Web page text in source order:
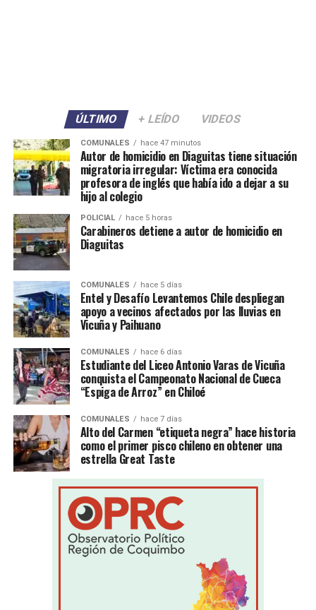
ÚLTIMO + LEÍDO VIDEOS
COMUNALES hace 47 minutos
Autor de homicidio en Diaguitas tiene situación
migratoria irregular: Víctima era conocida
profesora de inglés que había ido a dejar a su
hijo al colegio
POLICIAL hace 5 horas
Carabineros detiene a autor de homicidio en
Diaguitas
COMUNALES hace 5 días
Entel y Desafío Levantemos Chile despliegan
apoyo a vecinos afectados por las lluvias en
Vicuña y Paihuano
COMUNALES hace 6 días
Estudiante del Liceo Antonio Varas de Vicuña
conquista el Campeonato Nacional de Cueca
“Espiga de Arroz” en Chiloé
COMUNALES hace 7 días
Alto del Carmen “etiqueta negra” hace historia
como el primer pisco chileno en obtener una
estrella Great Taste